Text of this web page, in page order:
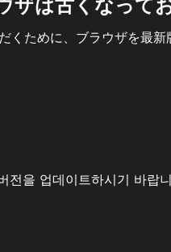
ザは古くなって
ために、ブラウザを最新
전을 업데이트하시기 바랍